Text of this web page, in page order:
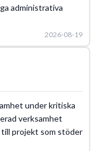
administrativa
2026-08-19
under kritiska
verksamhet
projekt som stöder